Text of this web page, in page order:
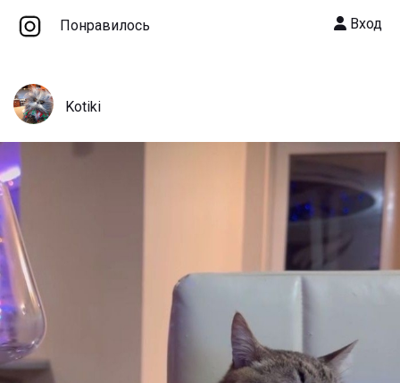
Понравилось Вход
Kotiki